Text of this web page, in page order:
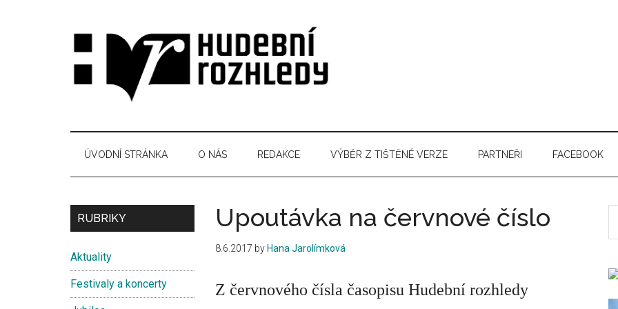
Hudební
rozhledy
hudební
ÚVODNÍ STRÁNKA O NÁS REDAKCE VÝBĚR Z TIŠTĚNÉ VERZE PARTNEŘI FACEBOOK
Upoutávka na červnové číslo
8.6.2017 by Hana Jarolímková
Z červnového čísla časopisu Hudební rozhledy
...
Secondary
RUBRIKY
Aktuality
Festivaly a koncerty